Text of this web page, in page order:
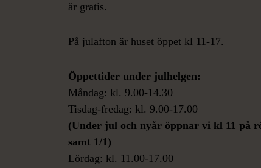
är gratis.
På julafton är huset öppet kl 11-17.
Öppettider under julhelgen:
Måndag: kl. 9.00-14.30
Tisdag-fredag: kl. 9.00-17.00
(Under jul och nyår öppnar vi kl 11 på
samt 1/1)
Lördag: kl. 11.00-17.00